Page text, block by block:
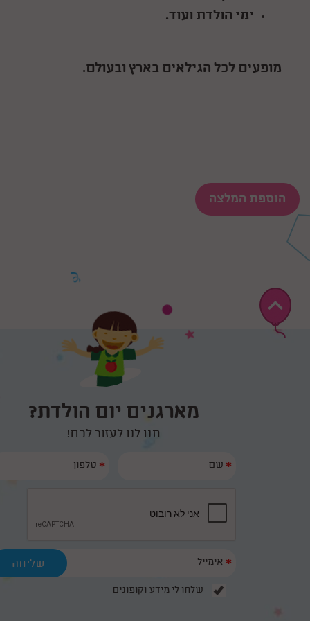
ימי הולדת ועוד.
מופעים לכל הגילאים בארץ ובעולם.
הוספת המלצה
מארגנים יום הולדת?
תנו לנו לעזור לכם!
*
*
*
שלחו לי מידע וקופונים